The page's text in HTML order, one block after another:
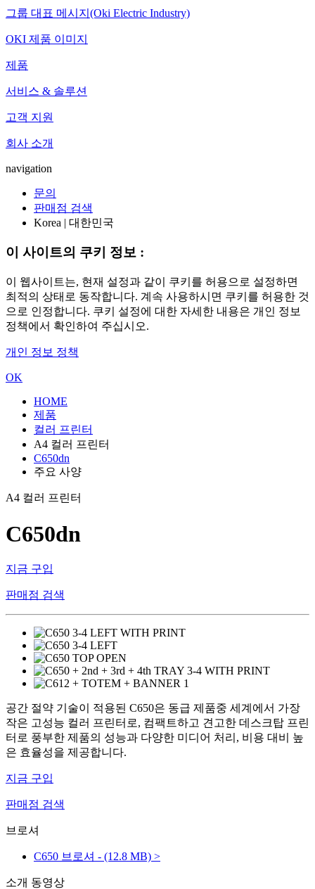
그룹 대표 메시지(Oki Electric Industry)
OKI 제품 이미지
제품
서비스 & 솔루션
고객 지원
회사 소개
navigation
문의
판매점 검색
Korea | 대한민국
이 사이트의 쿠키 정보 :
이 웹사이트는, 현재 설정과 같이 쿠키를 허용으로 설정하면
최적의 상태로 동작합니다. 계속 사용하시면 쿠키를 허용한 것
으로 인정합니다. 쿠키 설정에 대한 자세한 내용은 개인 정보
정책에서 확인하여 주십시오.
개인 정보 정책
OK
HOME
제품
컬러 프린터
A4 컬러 프린터
C650dn
주요 사양
A4 컬러 프린터
C650dn
지금 구입
판매점 검색
공간 절약 기술이 적용된 C650은 동급 제품중 세계에서 가장
작은 고성능 컬러 프린터로, 컴팩트하고 견고한 데스크탑 프린
터로 풍부한 제품의 성능과 다양한 미디어 처리, 비용 대비 높
은 효율성을 제공합니다.
지금 구입
판매점 검색
브로셔
C650 브로셔 - (12.8 MB) >
소개 동영상